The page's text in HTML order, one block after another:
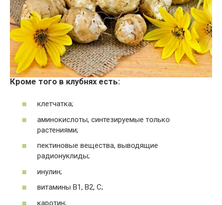
Кроме того в клубнях есть:
клетчатка;
аминокислоты, синтезируемые только
растениями;
пектиновые вещества, выводящие
радионуклиды;
инулин;
витамины В1, В2, С;
каротин;